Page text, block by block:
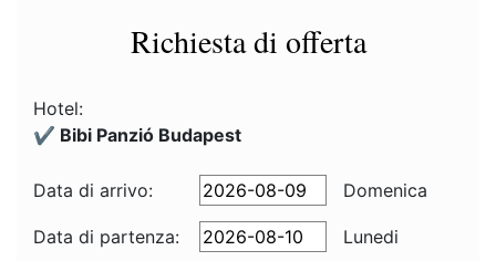
Richiesta di offerta
Hotel:
✔️ Bibi Panzió Budapest
Data di arrivo: Domenica
Data di partenza:
Lunedi